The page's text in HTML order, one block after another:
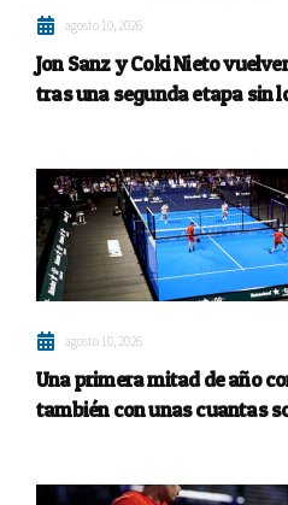
agosto 10, 2026
Jon Sanz y Coki Nieto
tras una segunda etapa sin
agosto 10, 2026
Una primera mitad de año
también con unas cuantas